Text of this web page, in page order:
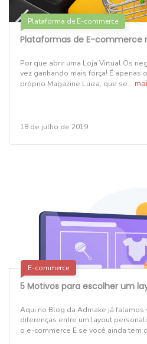
Plataforma de E-commerce
Plataformas de E-commerce
Por que abrir uma Loja Virtual Os
vez ganhando mais força! É apenas
próprio Magazine Luiza, que se...
18 de julho de 2019
E-commerce
5 Motivos para escolher um
Aqui no Blog da Admake já falamos
diferenças entre um layout
o e-commerce E se você ainda tem